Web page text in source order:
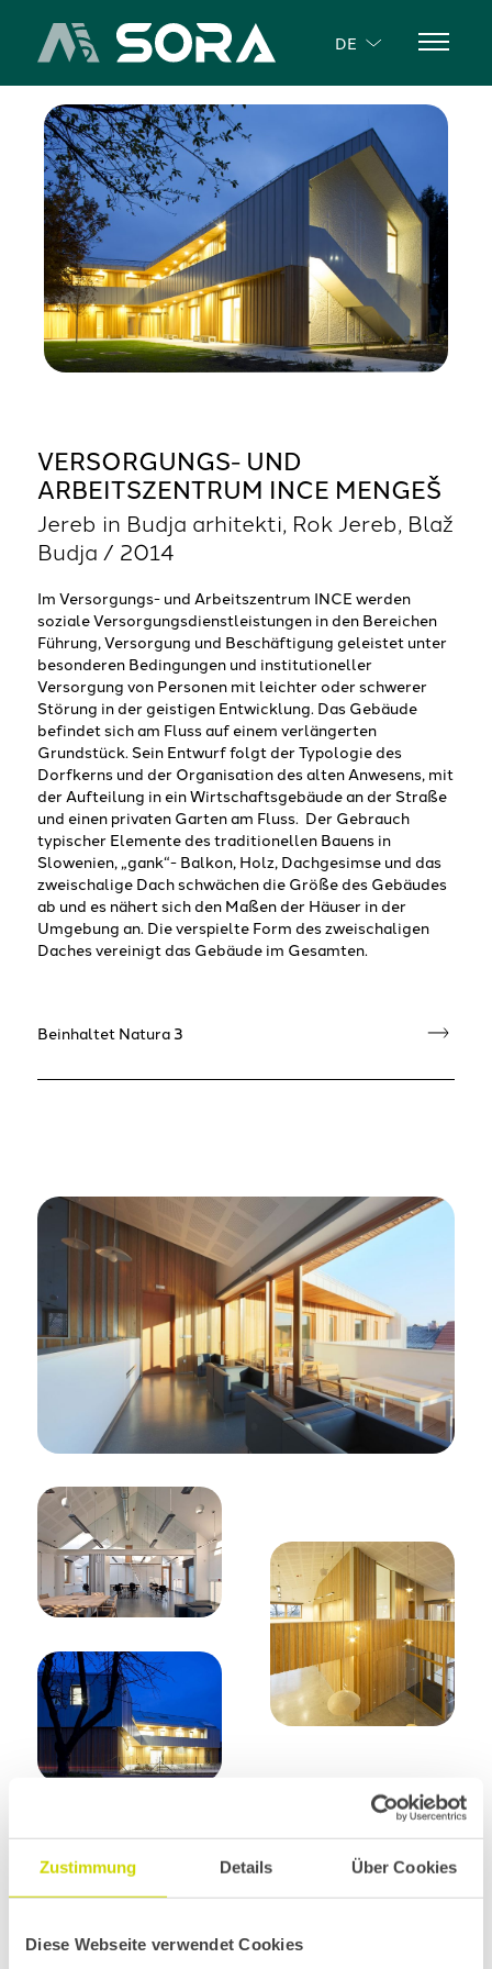
Zustimmung Details Über Cookies
Diese Webseite verwendet Cookies
DE
VERSORGUNGS- UND
ARBEITSZENTRUM INCE MENGEŠ
Jereb in Budja arhitekti, Rok Jereb, Blaž
Budja / 2014
Im Versorgungs- und Arbeitszentrum INCE werden
soziale Versorgungsdienstleistungen in den Bereichen
Führung, Versorgung und Beschäftigung geleistet unter
besonderen Bedingungen und institutioneller
Versorgung von Personen mit leichter oder schwerer
Störung in der geistigen Entwicklung. Das Gebäude
befindet sich am Fluss auf einem verlängerten
Grundstück. Sein Entwurf folgt der Typologie des
Dorfkerns und der Organisation des alten Anwesens, mit
der Aufteilung in ein Wirtschaftsgebäude an der Straße
und einen privaten Garten am Fluss. Der Gebrauch
typischer Elemente des traditionellen Bauens in
Slowenien, „gank“- Balkon, Holz, Dachgesimse und das
zweischalige Dach schwächen die Größe des Gebäudes
ab und es nähert sich den Maßen der Häuser in der
Umgebung an. Die verspielte Form des zweischaligen
Daches vereinigt das Gebäude im Gesamten.
Beinhaltet Natura 3